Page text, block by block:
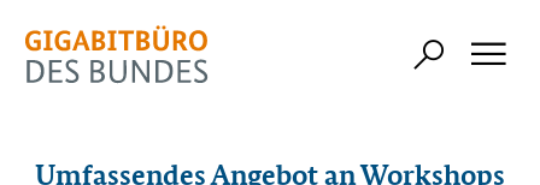
Umfassendes Angebot an Workshops